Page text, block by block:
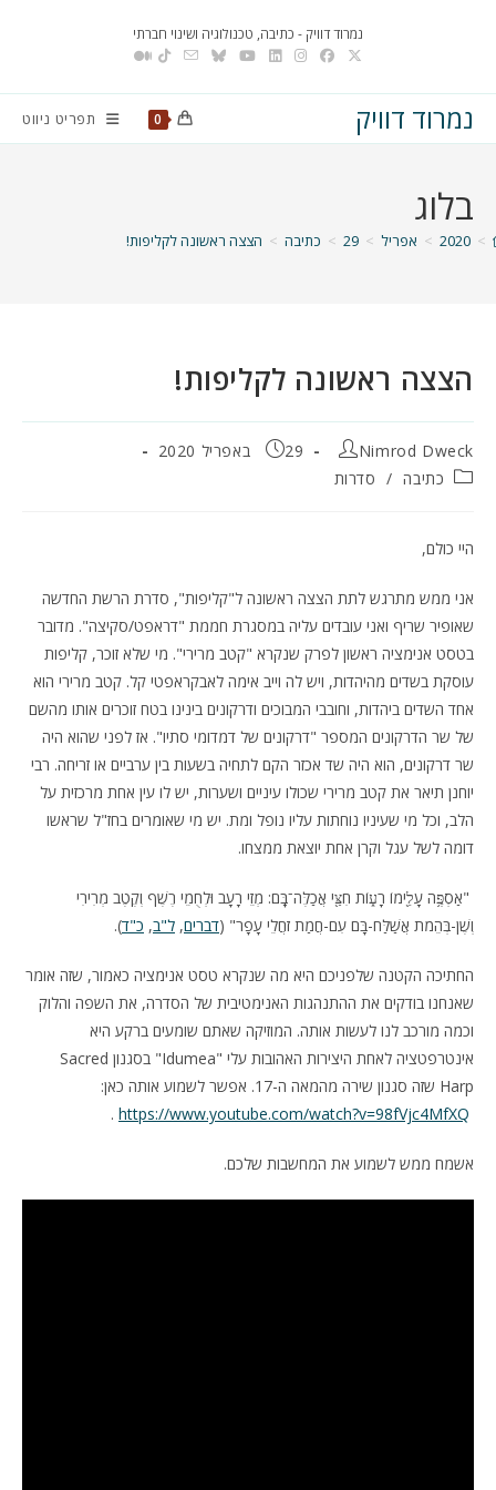
נמרוד דוויק - כתיבה, טכנולוגיה ושינוי חברתי
נמרוד דוויק 0 תפריט ניווט
בלוג
>
2020
> אפריל >
29
> כתיבה > הצצה ראשונה לקליפות!
הצצה ראשונה לקליפות!
מחבר:
Nimrod Dweck פורסם:
29 באפריל 2020
קטגוריה:
כתיבה / סדרות
היי כולם,
אני ממש מתרגש לתת הצצה ראשונה ל"קליפות", סדרת הרשת החדשה
שאופיר שריף ואני עובדים עליה במסגרת חממת "דראפט/סקיצה". מדובר
בטסט אנימציה ראשון לפרק שנקרא "קטב מרירי". מי שלא זוכר, קליפות
עוסקת בשדים מהיהדות, ויש לה וייב אימה לאבקראפטי קל. קטב מרירי הוא
אחד השדים ביהדות, וחובבי המבוכים ודרקונים בינינו בטח זוכרים אותו מהשם
של שר הדרקונים המספר "דרקונים של דמדומי סתיו". אז לפני שהוא היה
שר דרקונים, הוא היה שד אכזר הקם לתחיה בשעות בין ערביים או זריחה. רבי
יוחנן תיאר את קטב מרירי שכולו עיניים ושערות, יש לו עין אחת מרכזית על
הלב, וכל מי שעיניו נוחתות עליו נופל ומת. יש מי שאומרים בחז"ל שראשו
דומה לשל עגל וקרן אחת יוצאת ממצחו.
"אַסְפֶּ֥ה עָלֵ֖ימוֹ רָע֑וֹת חִצַּ֖י אֲכַלֶּה־בָּֽם: מְזֵי רָעָב וּלְחֻמֵי רֶשֶׁף וְקֶטֶב מְרִירִי
וְשֶׁן-בְּהֵמֹת אֲשַׁלַּח-בָּם עִם-חֲמַת זֹחֲלֵי עָפָר" (דברים, ל"ב, כ"ד).
החתיכה הקטנה שלפניכם היא מה שנקרא טסט אנימציה כאמור, שזה אומר
שאנחנו בודקים את ההתנהגות האנימטיבית של הסדרה, את השפה והלוק
וכמה מורכב לנו לעשות אותה. המוזיקה שאתם שומעים ברקע היא
אינטרפטציה לאחת היצירות האהובות עלי "Idumea" בסגנון Sacred
Harp שזה סגנון שירה מהמאה ה-17. אפשר לשמוע אותה כאן:
https://www.youtube.com/watch?v=98fVjc4MfXQ
.
אשמח ממש לשמוע את המחשבות שלכם.